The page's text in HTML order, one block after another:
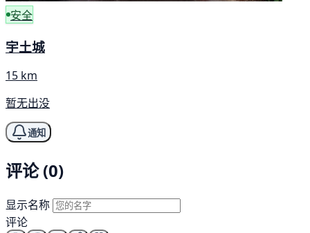
安全
宇土城
15 km
暂无出没
通知
评论 (0)
显示名称
评论